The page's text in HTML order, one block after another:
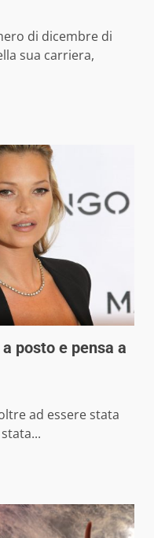
di dicembre di
sua carriera,
posto e pensa a
ad essere stata